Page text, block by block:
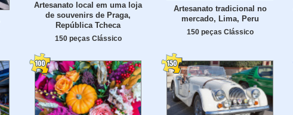
Artesanato local em uma loja
de souvenirs de Praga,
República Tcheca
150 peças Clássico
Artesanato tradicional no
mercado, Lima, Peru
150 peças Clássico